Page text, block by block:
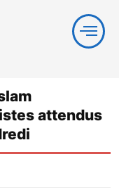
attendus